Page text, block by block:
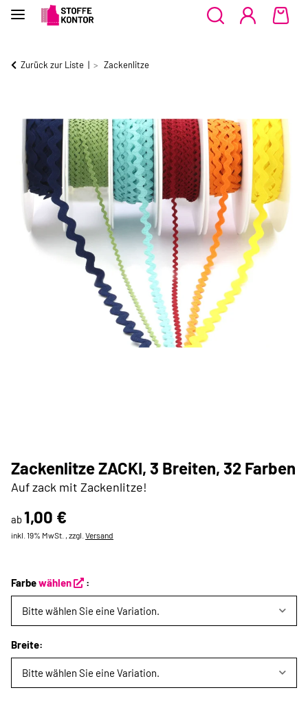
Zurück zur Liste Zackenlitze
Zackenlitze ZACKI, 3 Breiten, 32 Farben
Auf zack mit Zackenlitze!
ab1,00 €
inkl. 19% MwSt. , zzgl. Versand
Farbewählen :
Bitte wählen Sie eine Variation.
Breite:
Bitte wählen Sie eine Variation.